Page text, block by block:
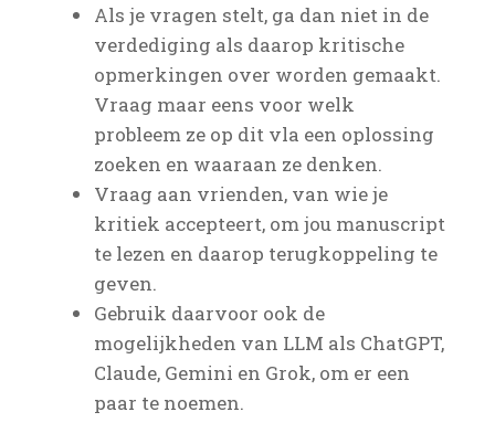
Als je vragen stelt, ga dan niet in de
verdediging als daarop kritische
opmerkingen over worden gemaakt.
Vraag maar eens voor welk
probleem ze op dit vla een oplossing
zoeken en waaraan ze denken.
Vraag aan vrienden, van wie je
kritiek accepteert, om jou manuscript
te lezen en daarop terugkoppeling te
geven.
Gebruik daarvoor ook de
mogelijkheden van LLM als ChatGPT,
Claude, Gemini en Grok, om er een
paar te noemen.